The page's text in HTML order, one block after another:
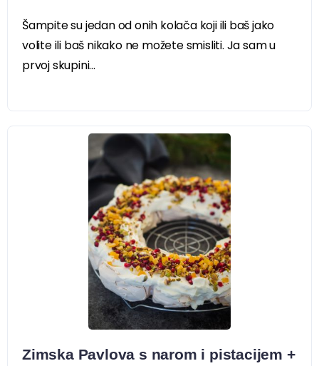
Šampite su jedan od onih kolača koji ili baš jako
volite ili baš nikako ne možete smisliti. Ja sam u
prvoj skupini...
Zimska Pavlova s narom i pistacijem +